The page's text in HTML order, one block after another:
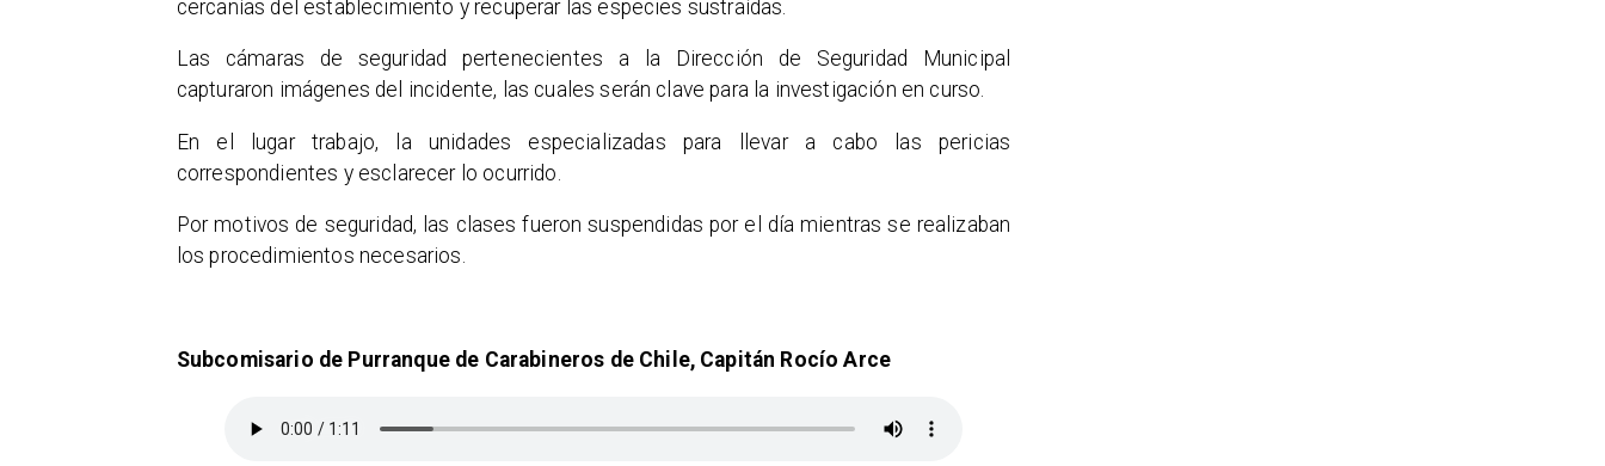
cercanías del establecimiento y recuperar las especies sustraídas.
Las cámaras de seguridad pertenecientes a la Dirección de Seguridad Municipal
capturaron imágenes del incidente, las cuales serán clave para la investigación en curso.
En el lugar trabajo, la unidades especializadas para llevar a cabo las pericias
correspondientes y esclarecer lo ocurrido.
Por motivos de seguridad, las clases fueron suspendidas por el día mientras se realizaban
los procedimientos necesarios.
​Subcomisario de Purranque de Carabineros de Chile, Capitán Rocío Arce